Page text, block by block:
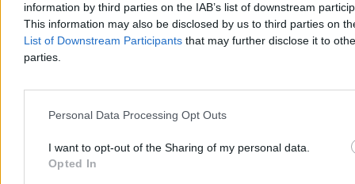
information by third parties on the IAB’s list of downstream
This information may also be disclosed by us to third parties on
List of Downstream Participants that may further disclose it to
parties.
Personal Data Processing Opt Outs
I want to opt-out of the Sharing of my personal data.
Opted In
Komu szkodzi to, że państwo uzna więź, która już istnieje: prawną,
osobistą, rodzinną, życiową? Kogo i dlaczego boli to, że państwo
nazwie rzeczy po imieniu: małżeństwo – dwie osoby, wspólne
życie, wspólna odpowiedzialność? Kto właściwie boi się
Dzisiaj 18:11